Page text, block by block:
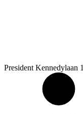
President Kennedylaan